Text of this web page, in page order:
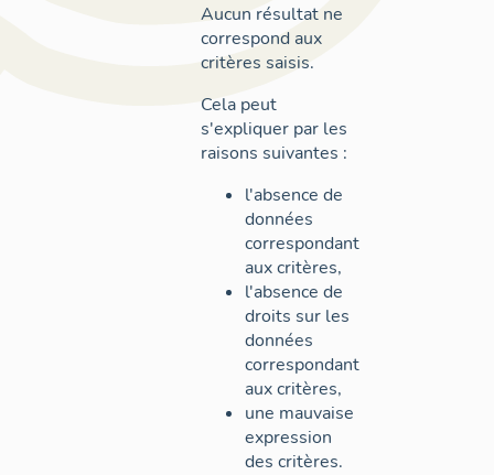
Aucun résultat ne
correspond aux
critères saisis.
Cela peut
s'expliquer par les
raisons suivantes :
l'absence de
données
correspondant
aux critères,
l'absence de
droits sur les
données
correspondant
aux critères,
une mauvaise
expression
des critères.